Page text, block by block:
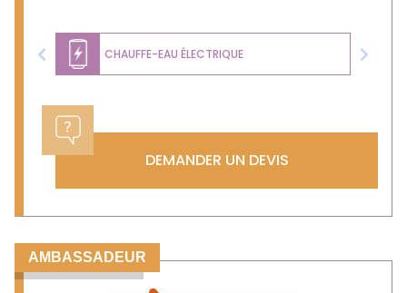
CHAUFFE-EAU ÉLECTRIQUE
Previous Next
DEMANDER UN DEVIS
AMBASSADEUR